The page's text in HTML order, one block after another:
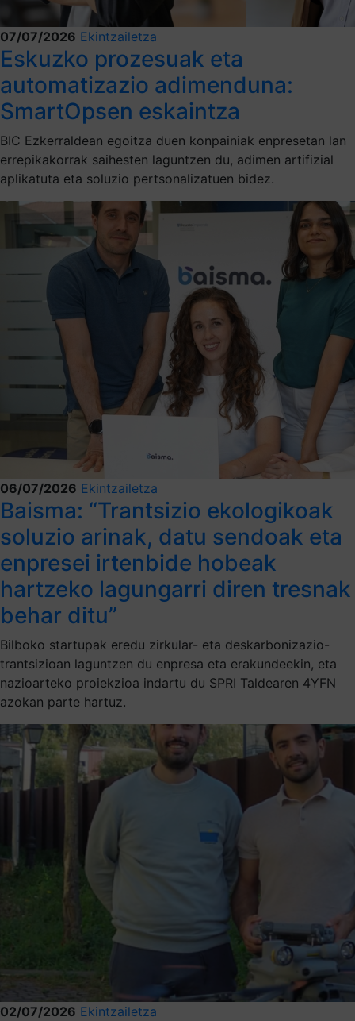
07/07/2026 Ekintzailetza
Eskuzko prozesuak eta
automatizazio adimenduna:
SmartOpsen eskaintza
BIC Ezkerraldean egoitza duen konpainiak enpresetan lan
errepikakorrak saihesten laguntzen du, adimen artifizial
aplikatuta eta soluzio pertsonalizatuen bidez.
06/07/2026 Ekintzailetza
Baisma: “Trantsizio ekologikoak
soluzio arinak, datu sendoak eta
enpresei irtenbide hobeak
hartzeko lagungarri diren tresnak
behar ditu”
Bilboko startupak eredu zirkular- eta deskarbonizazio-
trantsizioan laguntzen du enpresa eta erakundeekin, eta
nazioarteko proiekzioa indartu du SPRI Taldearen 4YFN
azokan parte hartuz.
02/07/2026 Ekintzailetza